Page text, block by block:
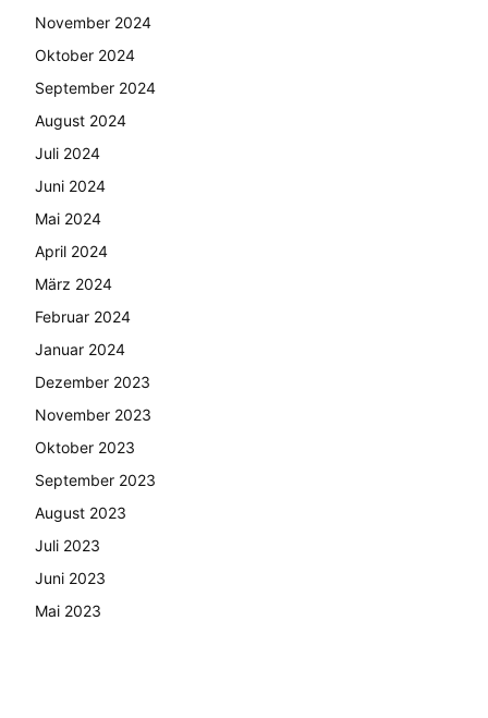
November 2024
Oktober 2024
September 2024
August 2024
Juli 2024
Juni 2024
Mai 2024
April 2024
März 2024
Februar 2024
Januar 2024
Dezember 2023
November 2023
Oktober 2023
September 2023
August 2023
Juli 2023
Juni 2023
Mai 2023